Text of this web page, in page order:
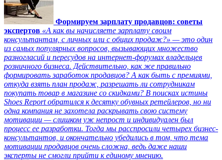
Формируем зарплату продавцов: советы
экспертов «А как вы начисляете зарплату своим
консультантам, с личных или с общих продаж?» — это один
из самых популярных вопросов, вызывающих множество
разногласий и пересудов на интернет-форумах владельцев
розничного бизнеса. Действительно, как же правильно
формировать заработок продавцов? А как быть с премиями,
откуда взять план продаж, разрешать ли сотрудникам
покупать товар в магазине со скидками? В поисках истины
Shoes Report обратился к десятку обувных ретейлеров, но ни
одна компания не захотела раскрывать свою систему
мотивации — слишком уж непрост и индивидуален был
процесс ее разработки. Тогда мы расспросили четырех бизнес-
консультантов, и окончательно убедились в том, что тема
мотивации продавцов очень сложна, ведь даже наши
эксперты не смогли прийти к единому мнению.